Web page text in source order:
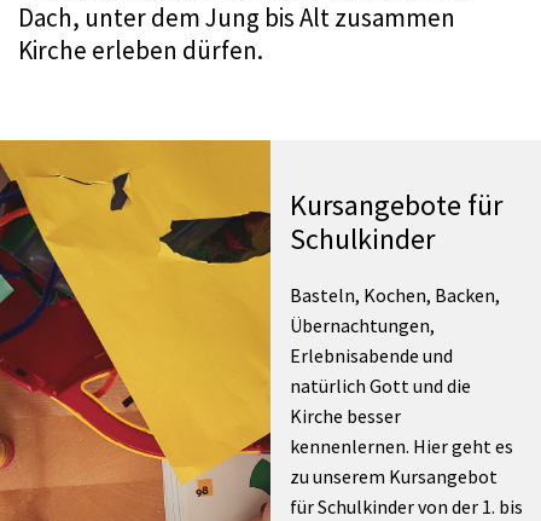
Dach, unter dem Jung bis Alt zusammen
Kirche erleben dürfen.
Kursangebote für
Schulkinder
Basteln, Kochen, Backen,
Übernachtungen,
Erlebnisabende und
natürlich Gott und die
Kirche besser
kennenlernen. Hier geht es
zu unserem Kursangebot
für Schulkinder von der 1. bis